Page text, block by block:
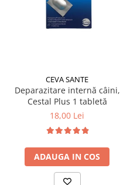
CEVA SANTE
Deparazitare internă câini,
Cestal Plus 1 tabletă
18,00 Lei
ADAUGA IN COS